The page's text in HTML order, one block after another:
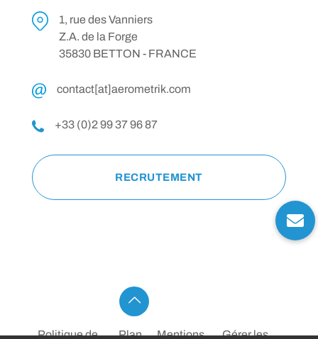
1, rue des Vanniers
Z.A. de la Forge
35830 BETTON - FRANCE
contact[at]aerometrik.com
+33 (0)2 99 37 96 87
RECRUTEMENT
Politique de Plan Mentions Gérer les